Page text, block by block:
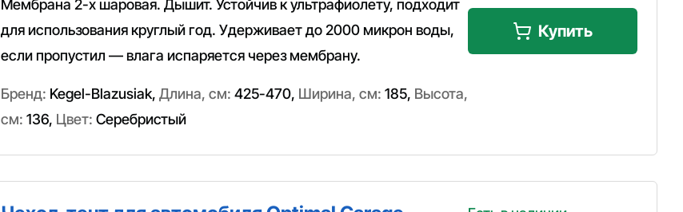
Мембрана 2-х шаровая. Дышит. Устойчив к ультрафиолету, подходит
для использования круглый год. Удерживает до 2000 микрон воды,
если пропустил — влага испаряется через мембрану.
Бренд: Kegel-Blazusiak, Длина, см: 425-470, Ширина, см: 185, Высота,
см: 136, Цвет: Серебристый
Купить